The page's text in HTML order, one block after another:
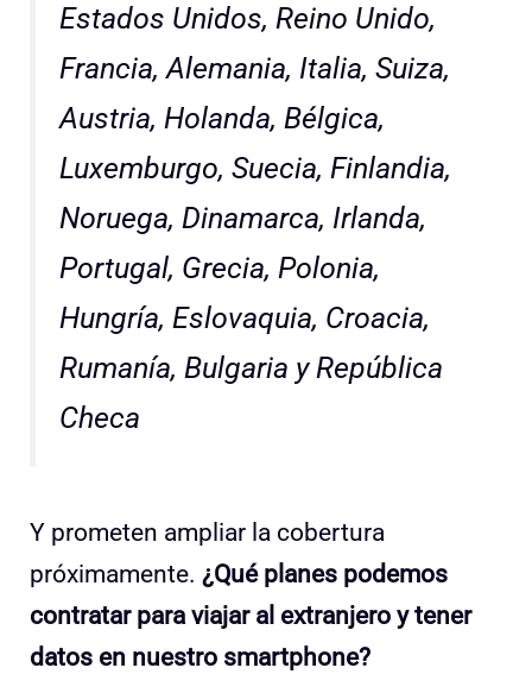
Estados Unidos, Reino Unido,
Francia, Alemania, Italia, Suiza,
Austria, Holanda, Bélgica,
Luxemburgo, Suecia, Finlandia,
Noruega, Dinamarca, Irlanda,
Portugal, Grecia, Polonia,
Hungría, Eslovaquia, Croacia,
Rumanía, Bulgaria y República
Checa
Y prometen ampliar la cobertura
próximamente. ¿Qué planes podemos
contratar para viajar al extranjero y tener
datos en nuestro smartphone?